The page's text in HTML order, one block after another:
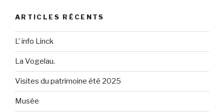
ARTICLES RÉCENTS
L’ info Linck
La Vogelau.
Visites du patrimoine été 2025
Musée